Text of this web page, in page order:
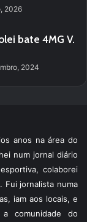
2026
bate 4MG V.
2024
anos na área do
num jornal diário
colaborei
Fui jornalista numa
iam aos locais, e
comunidade do